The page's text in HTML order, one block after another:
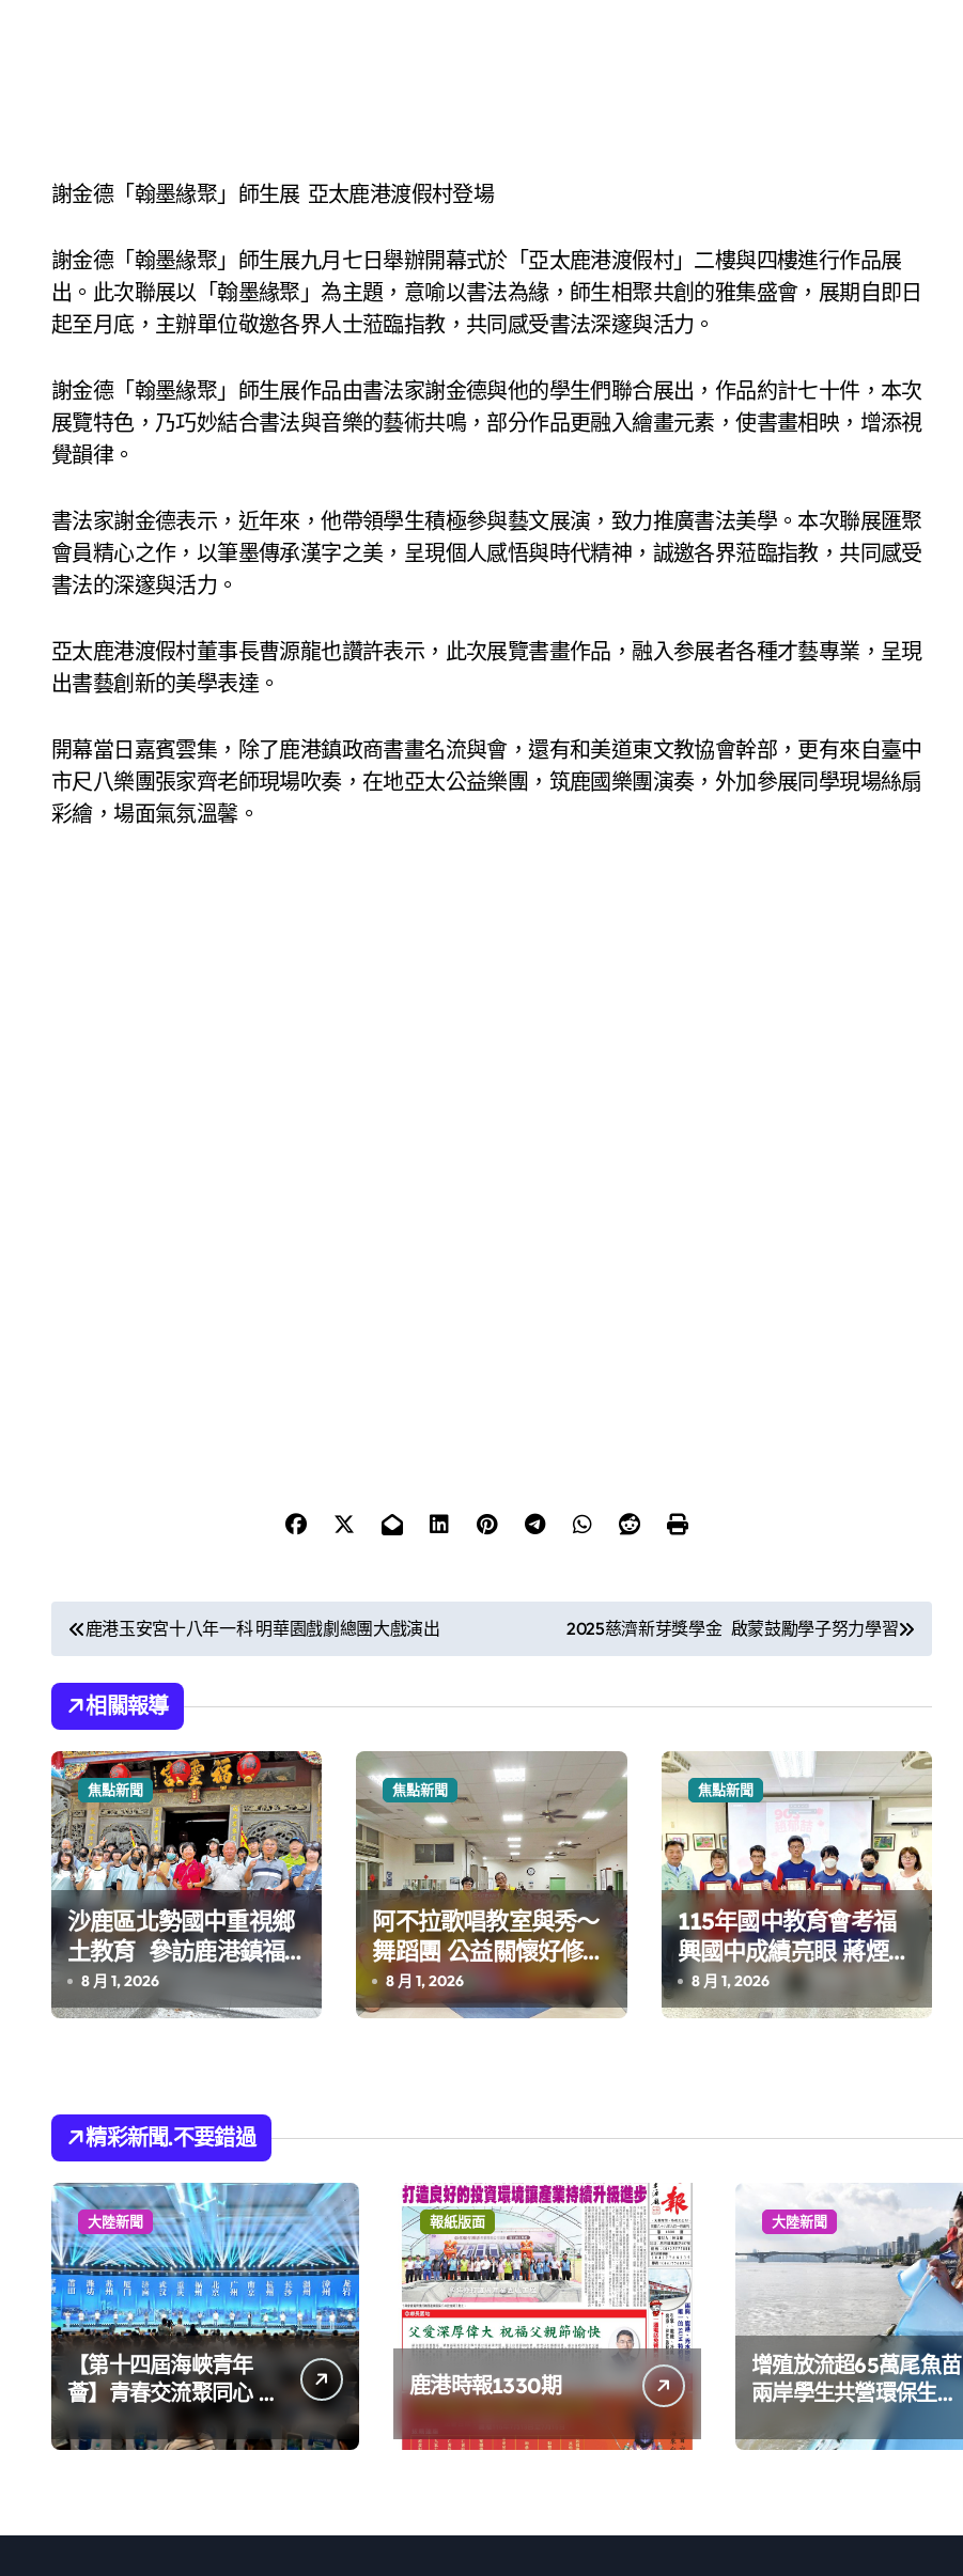
謝金德「翰墨緣聚」師生展 亞太鹿港渡假村登場
謝金德「翰墨緣聚」師生展九月七日舉辦開幕式於「亞太鹿港渡假村」二樓與四樓進行作品展
出。此次聯展以「翰墨緣聚」為主題，意喻以書法為緣，師生相聚共創的雅集盛會，展期自即日
起至月底，主辦單位敬邀各界人士蒞臨指教，共同感受書法深邃與活力。
謝金德「翰墨緣聚」師生展作品由書法家謝金德與他的學生們聯合展出，作品約計七十件，本次
展覽特色，乃巧妙結合書法與音樂的藝術共鳴，部分作品更融入繪畫元素，使書畫相映，增添視
覺韻律。
書法家謝金德表示，近年來，他帶領學生積極參與藝文展演，致力推廣書法美學。本次聯展匯聚
會員精心之作，以筆墨傳承漢字之美，呈現個人感悟與時代精神，誠邀各界蒞臨指教，共同感受
書法的深邃與活力。
亞太鹿港渡假村董事長曹源龍也讚許表示，此次展覽書畫作品，融入参展者各種才藝專業，呈現
出書藝創新的美學表達。
開幕當日嘉賓雲集，除了鹿港鎮政商書畫名流與會，還有和美道東文教協會幹部，更有來自臺中
市尺八樂團張家齊老師現場吹奏，在地亞太公益樂團，筑鹿國樂團演奏，外加參展同學現場絲扇
彩繪，場面氣氛溫馨。
文
章
導
覽
鹿港玉安宮十八年一科 明華園戲劇總團大戲演出 2025慈濟新芽獎學金 啟蒙鼓勵學子努力學習
相關報導
焦點新聞
沙鹿區北勢國中重視鄉
土教育 參訪鹿港鎮福
靈宮研究王勳將軍
8 月 1, 2026
焦點新聞
阿不拉歌唱教室與秀～
舞蹈團 公益關懷好修老
人長期照顧中心
8 月 1, 2026
焦點新聞
115年國中教育會考福
興國中成績亮眼 蔣煙燈
前往頒發畢業生成績優
異獎學金
8 月 1, 2026
精彩新聞.不要錯過
大陸新聞
【第十四屆海峽青年
薈】青春交流聚同心 攜
手融合共奮進
報紙版面
鹿港時報1330期
大陸新聞
增殖放流超65萬尾魚苗
兩岸學生共營環保生態